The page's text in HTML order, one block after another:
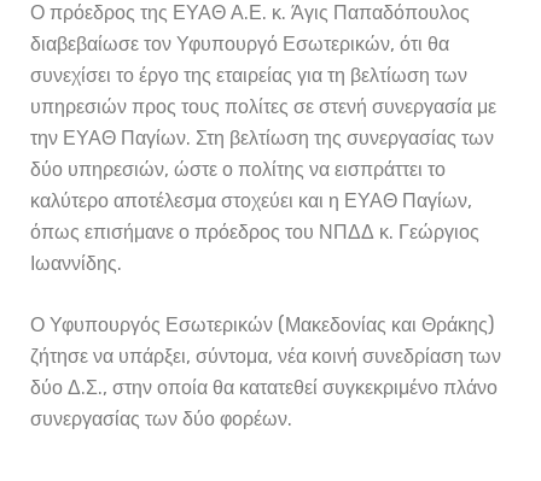
Ο πρόεδρος της ΕΥΑΘ Α.Ε. κ. Άγις Παπαδόπουλος
διαβεβαίωσε τον Υφυπουργό Εσωτερικών, ότι θα
συνεχίσει το έργο της εταιρείας για τη βελτίωση των
υπηρεσιών προς τους πολίτες σε στενή συνεργασία με
την ΕΥΑΘ Παγίων. Στη βελτίωση της συνεργασίας των
δύο υπηρεσιών, ώστε ο πολίτης να εισπράττει το
καλύτερο αποτέλεσμα στοχεύει και η ΕΥΑΘ Παγίων,
όπως επισήμανε ο πρόεδρος του ΝΠΔΔ κ. Γεώργιος
Ιωαννίδης.
Ο Υφυπουργός Εσωτερικών (Μακεδονίας και Θράκης)
ζήτησε να υπάρξει, σύντομα, νέα κοινή συνεδρίαση των
δύο Δ.Σ., στην οποία θα κατατεθεί συγκεκριμένο πλάνο
συνεργασίας των δύο φορέων.